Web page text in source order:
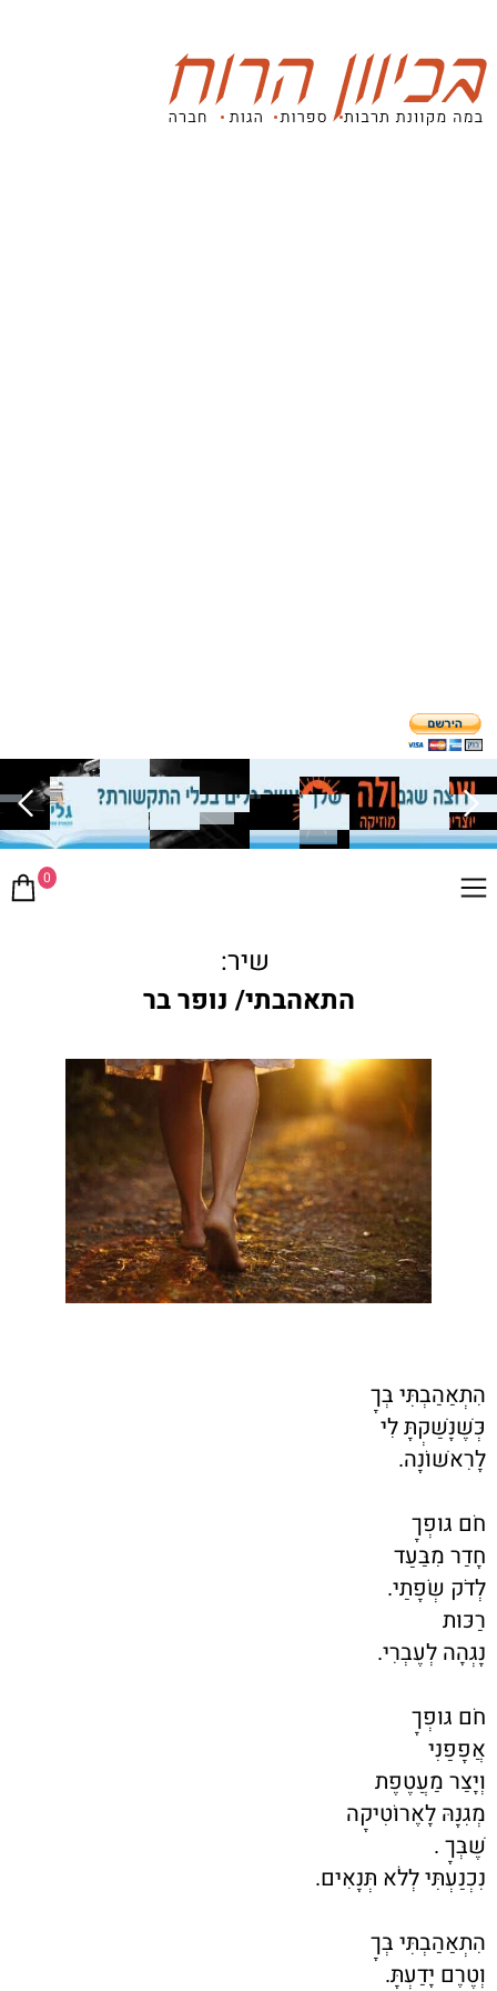
0
שיר:
התאהבתי/ נופר בר
הִתְאַהַבְתִּי בְּךָ
כְּשֶׁנָּשַׁקְתָּ לִי
לָרִאשׁוֹנָה.
חֹם גּוּפְךָ
חָדַר מִבַּעַד
לְדֹק שְׂפָתַי.
רַכּוּת
נָגְהָה לְעֶבְרִי.
חֹם גּוּפְךָ
אֲפָפַנִי
וְיָצַר מַעֲטֶפֶת
מְגִנָּהּ לָאֶרוֹטִיקָה
שֶׁבְּךָ .
נִכְנַעְתִּי לְלֹא תְּנָאִים.
הִתְאַהַבְתִּי בְּךָ
וְטֶרֶם יָדַעְתָּ.